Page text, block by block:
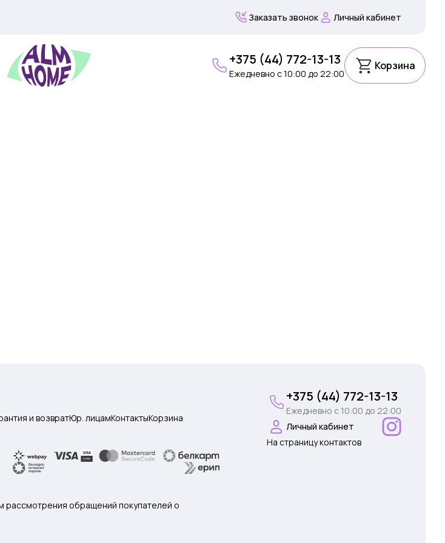
Заказать звонок Личный кабинет
+375 (44) 772-13-13
Ежедневно c 10:00 до 22:00
Корзина
и возвратЮр. лицамКонтактыКорзина
обращений покупателей о
+375 (44) 772-13-13
Ежедневно c 10:00 до 22:00
Личный кабинет
На страницу контактов